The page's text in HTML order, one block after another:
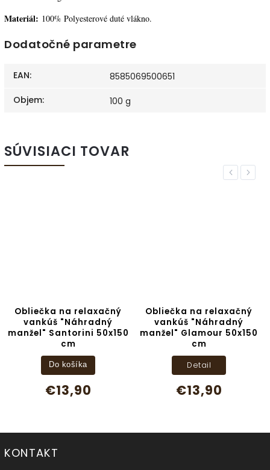
Materiál: 100% Polyesterové duté vlákno.
Dodatočné parametre
EAN:
8585069500651
Objem: 100 g
SÚVISIACI TOVAR
Previous
Obliečka na relaxačný
vankúš "Náhradný
manžel" Santorini 50x150
cm
€13,90
Do košíka
Obliečka na relaxačný
vankúš "Náhradný
manžel" Glamour 50x150
cm
€13,90
Detail
Next
KONTAKT